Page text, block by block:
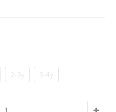
2-3y 3-4y